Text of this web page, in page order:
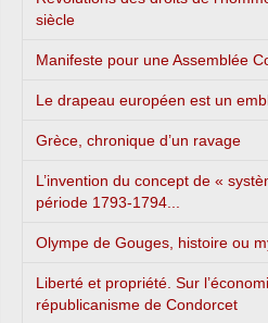
siècle
Manifeste pour une Assemblée
Le drapeau européen est un
Grèce, chronique d’un ravage
L’invention du concept de «
période 1793-1794...
Olympe de Gouges, histoire ou
Liberté et propriété. Sur
républicanisme de Condorcet